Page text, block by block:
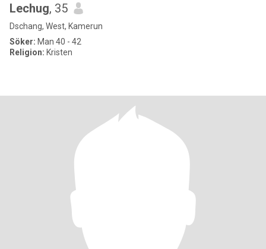
Lechug, 35
Dschang, West, Kamerun
Söker: Man 40 - 42
Religion: Kristen